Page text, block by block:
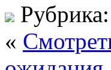
Рубрика:
«